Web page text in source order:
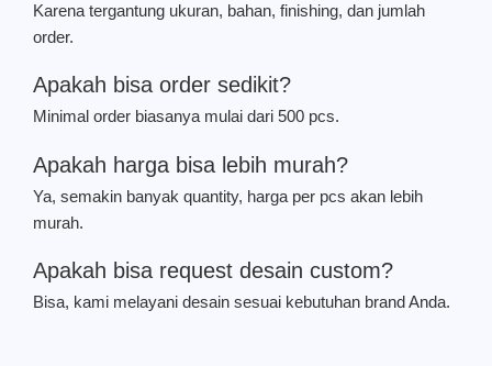
Karena tergantung ukuran, bahan, finishing, dan jumlah
order.
Apakah bisa order sedikit?
Minimal order biasanya mulai dari 500 pcs.
Apakah harga bisa lebih murah?
Ya, semakin banyak quantity, harga per pcs akan lebih
murah.
Apakah bisa request desain custom?
Bisa, kami melayani desain sesuai kebutuhan brand Anda.